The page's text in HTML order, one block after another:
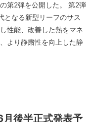
第2弾を公開した。 第2弾
となる新型リーフのサス
性能、改善した熱をマネ
より静粛性を向上した静
月後半正式発表予